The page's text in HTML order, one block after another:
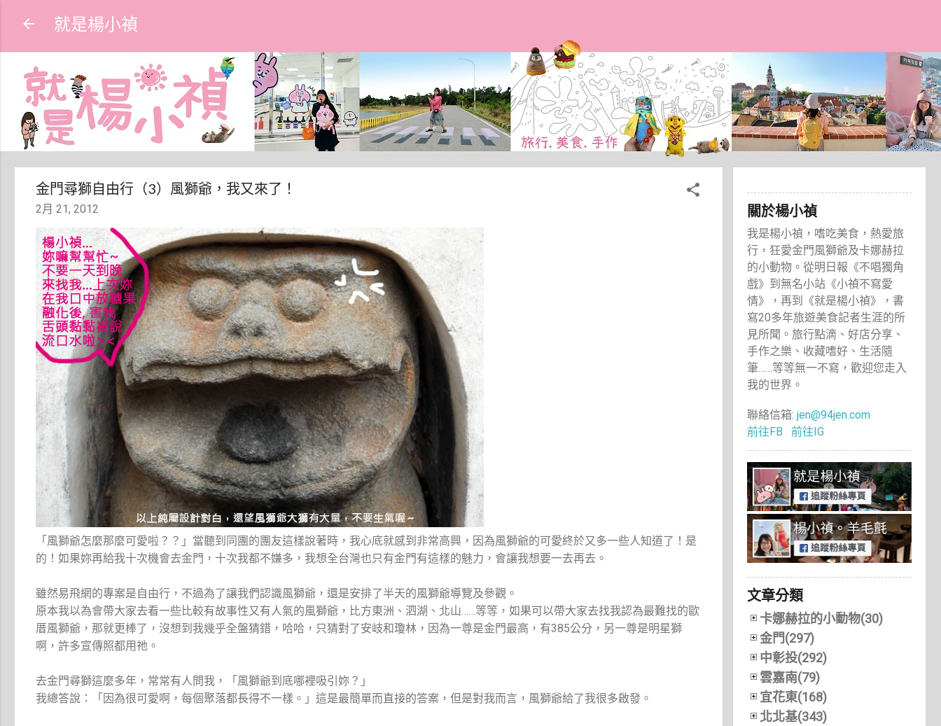
就是楊小禎
金門尋獅自由行（3）風獅爺，我又來了！
2月 21, 2012
「風獅爺怎麼那麼可愛啦？？」當聽到同團的團友這樣說著時，我心底就感到非常高興，因為風獅爺的可愛終於又多一些人知道了！是
的！如果妳再給我十次機會去金門，十次我都不嫌多，我想全台灣也只有金門有這樣的魅力，會讓我想要一去再去。
雖然易飛網的專案是自由行，不過為了讓我們認識風獅爺，還是安排了半天的風獅爺導覽及參觀。
原本我以為會帶大家去看一些比較有故事性又有人氣的風獅爺，比方東洲、泗湖、北山……等等，如果可以帶大家去找我認為最難找的歐
厝風獅爺，那就更棒了，沒想到我幾乎全盤猜錯，哈哈，只猜對了安岐和瓊林，因為一尊是金門最高，有385公分，另一尊是明星獅
啊，許多宣傳照都用祂。
去金門尋獅這麼多年，常常有人問我，「風獅爺到底哪裡吸引妳？」
我總答說：「因為很可愛啊，每個聚落都長得不一樣。」這是最簡單而直接的答案，但是對我而言，風獅爺給了我很多啟發。
關於楊小禎
我是楊小禎，嗜吃美食，熱愛旅
行，狂愛金門風獅爺及卡娜赫拉
的小動物。從明日報《不唱獨角
戲》到無名小站《小禎不寫愛
情》，再到《就是楊小禎》，書
寫20多年旅遊美食記者生涯的所
見所聞。旅行點滴、好店分享、
手作之樂、收藏嗜好、生活隨
筆……等等無一不寫，歡迎您走入
我的世界。
聯絡信箱: jen@94jen.com
前往FB
前往IG
文章分類
卡娜赫拉的小動物(30)
金門(297)
中彰投(292)
雲嘉南(79)
宜花東(168)
北北基(343)